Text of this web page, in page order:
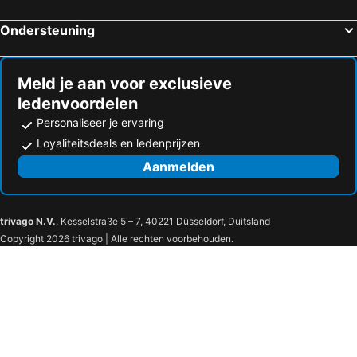
Mazotos Hills 3
Teacher House
Kalampakas Guesthouse
Sunny Beach
Perivolia Strandhotels
Sotira Strandhotels
Kiti Strandhotels
Ondersteuning
Meld je aan voor exclusieve
ledenvoordelen
Personaliseer je ervaring
Loyaliteitsdeals en ledenprijzen
Aanmelden
trivago N.V., Kesselstraße 5 – 7, 40221 Düsseldorf, Duitsland
Copyright 2026 trivago | Alle rechten voorbehouden.